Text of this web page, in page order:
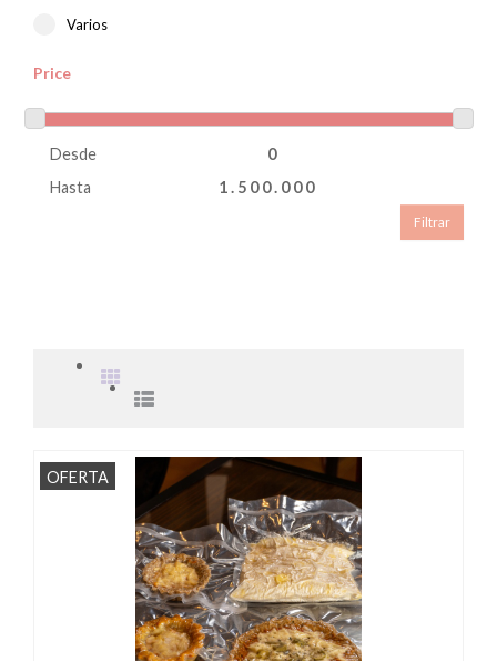
Varios
Price
Desde
Hasta
Filtrar
OFERTA